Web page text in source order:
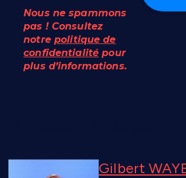
Nous ne spammons
pas ! Consultez
notre politique de
confidentialité pour
plus d’informations.
Gilbert